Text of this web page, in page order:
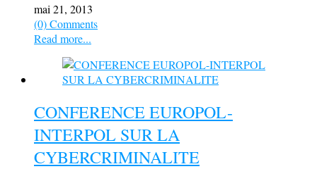
mai 21, 2013
(0) Comments
Read more...
CONFERENCE EUROPOL-
INTERPOL SUR LA
CYBERCRIMINALITE